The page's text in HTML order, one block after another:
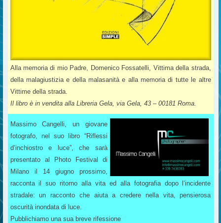
Alla memoria di mio Padre, Domenico Fossatelli, Vittima della strada,
della malagiustizia e della malasanità e alla memoria di tutte le altre
Vittime della strada.
Il libro è in vendita alla Libreria Gela, via Gela, 43 – 00181 Roma.
Massimo Cangelli, un giovane
fotografo, nel suo libro “Riflessi
d’inchiostro e luce”, che sarà
presentato al Photo Festival di
Milano il 14 giugno prossimo,
racconta il suo ritorno alla vita ed alla fotografia dopo l’incidente
stradale: un racconto che aiuta a credere nella vita, pensierosa
oscurità inondata di luce.
Pubblichiamo una sua breve rifessione